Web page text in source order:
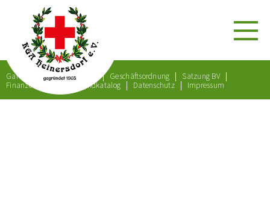
Gartenordnung Satzung Geschäftsordnung
Satzung BV
Finanzordnung
Bußgeldkatalog Datenschutz Impressum